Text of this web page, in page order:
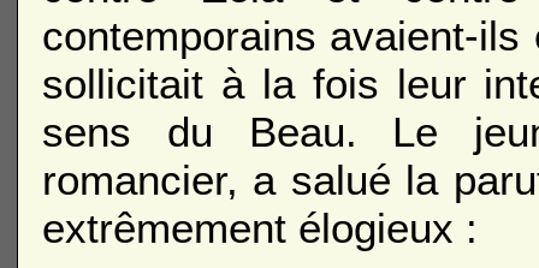
contemporains avaient-
sollicitait à la fois leur
sens du Beau. Le
romancier, a salué la
extrêmement élogieux :